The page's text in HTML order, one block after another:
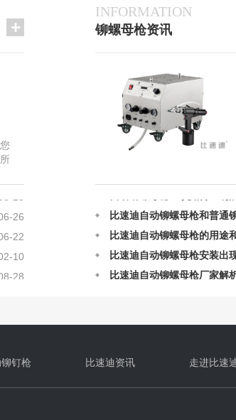
12
26
26
22
10
28
10
26
INFORMATION
铆螺母枪资讯
这三种拉铆螺母的种类_你
比速迪自动铆螺母枪的日常
自动铆螺母枪铆接的原理及
自动铆螺母枪在铆接上的原
比速迪自动铆螺母枪的用途
比速迪自动铆螺母枪安装出
比速迪自动铆螺母枪厂家解
铆螺母枪故障怎么修？
自动铆螺母枪在铆接上的原
铆钉枪 比速迪资讯 走进比速